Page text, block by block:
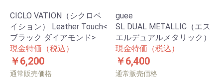
CICLO VATION（シクロベ
イション） Leather Touch<
ブラック ダイアモンド>
現金特価（税込）
￥6,200
通常販売価格
guee
SL DUAL METALLIC（エス
エルデュアルメタリック）
現金特価（税込）
￥6,400
通常販売価格